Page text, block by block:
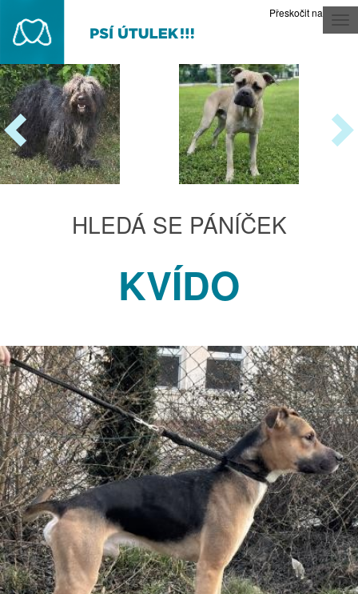
Přeskočit na obsah
HLEDÁ SE PÁNÍČEK
KVÍDO